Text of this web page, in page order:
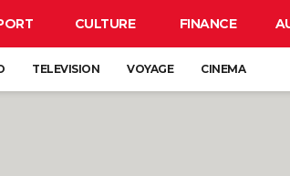
CULTURE FINANCE
TELEVISION VOYAGE CINEMA